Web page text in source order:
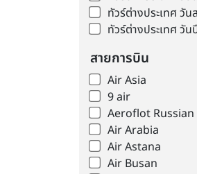
ทัวร์ต่างประเทศ วั
ทัวร์ต่างประเทศ วัน
สายการบิน
Air Asia
9 air
Aeroflot
Air Arabia
Air Astana
Air Busan